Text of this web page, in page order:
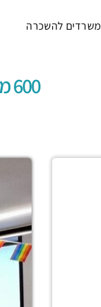
משרדים להשכרה
600 מ"ר, בגמר מעוצב וחדיש, נוף מדהים!